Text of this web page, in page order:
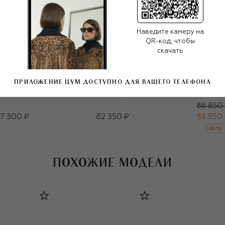
300 ₽
Полупальто из шерсти
82 350 ₽
Водолазка
86 850
59 950
-30 %
ПОХОЖИЕ МОДЕЛИ
Наведите камеру на
QR-код, чтобы
скачать
ПРИЛОЖЕНИЕ ЦУМ ДОСТУПНО ДЛЯ ВАШЕГО ТЕЛЕФОНА